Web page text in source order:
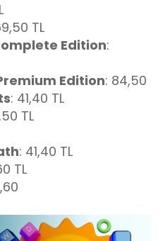
TL
Edition:
Edition: 84,50
: 41,40 TL
TL
: 41,40 TL
TL